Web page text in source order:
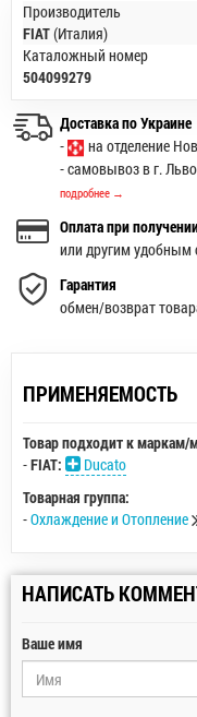
Производитель
FIAT(Италия)
Каталожный номер
504099279
Доставка по Украине
-
на отделение
- самовывоз в г.
подробнее →
Оплата при
или другим удобным
Гарантия
обмен/возврат
ПРИМЕНЯЕМОСТЬ
Товар подходит к маркам/
-FIAT:
Ducato
Товарная группа:
-Охлаждение и Отопление
НАПИСАТЬ
Ваше имя